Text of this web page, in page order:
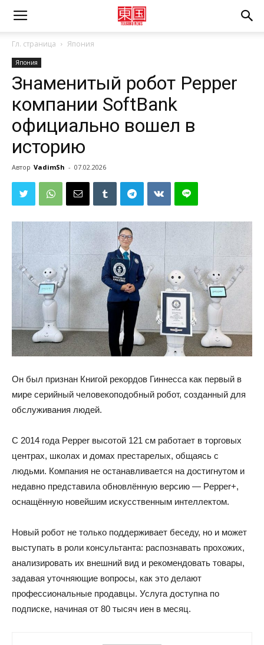
Гл. страница Япония
Япония
Знаменитый робот Pepper
компании SoftBank
официально вошел в
историю
Автор VadimSh - 07.02.2026
Он был признан Книгой рекордов Гиннесса как первый в
мире серийный человекоподобный робот, созданный для
обслуживания людей.
С 2014 года Pepper высотой 121 см работает в торговых
центрах, школах и домах престарелых, общаясь с
людьми. Компания не останавливается на достигнутом и
недавно представила обновлённую версию — Pepper+,
оснащённую новейшим искусственным интеллектом.
Новый робот не только поддерживает беседу, но и может
выступать в роли консультанта: распознавать прохожих,
анализировать их внешний вид и рекомендовать товары,
задавая уточняющие вопросы, как это делают
профессиональные продавцы. Услуга доступна по
подписке, начиная от 80 тысяч иен в месяц.